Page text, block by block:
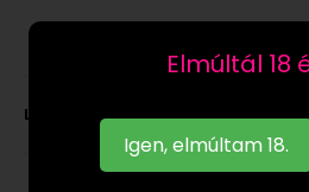
Elmúltál 18
Igen, elmúltam 18.
Leírás